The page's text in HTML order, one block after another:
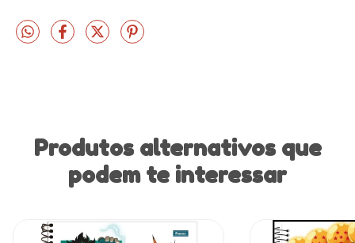
Produtos alternativos que
podem te interessar